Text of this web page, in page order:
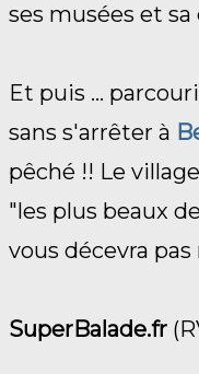
ses musées et sa
Et puis ...
sans s'arrêter à
pêché !! Le
"les plus beaux
vous décevra pas
SuperBalade.fr